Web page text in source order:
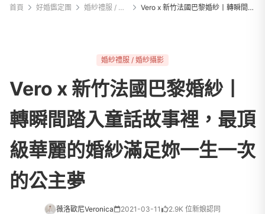
首頁 好婚鑑定團 婚紗禮服 / 婚紗攝影 Vero x 新竹法國巴黎婚紗丨轉瞬間踏入童話故事裡，最頂級華麗的婚紗滿足妳一生一次的公主夢
婚紗禮服 / 婚紗攝影
Vero x 新竹法國巴黎婚紗丨
轉瞬間踏入童話故事裡，最頂
級華麗的婚紗滿足妳一生一次
的公主夢
薇洛歐尼Veronica 2021-03-11 2.9K 位新娘認同